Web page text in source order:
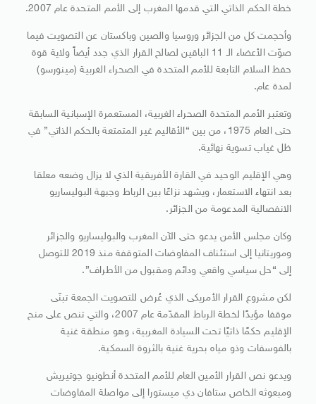
خطة الحكم الذاتي التي قدمها المغرب إلى الأمم المتحدة عام 2007.
وأحجمت كل من الجزائر وروسيا والصين وباكستان عن التصويت فيما
صوّت الأعضاء الـ 11 الباقين لصالح القرار الذي جدد أيضاً ولاية قوة
حفظ السلام التابعة للأمم المتحدة في الصحراء الغربية (مينورسو)
لمدة عام.
وتعتبر الأمم المتحدة الصحراء الغربية، المستعمرة الإسبانية السابقة
حتى العام 1975، من بين “الأقاليم غير المتمتعة بالحكم الذاتي” في
ظل غياب تسوية نهائية.
وهي الإقليم الوحيد في القارة الأفريقية الذي لا يزال وضعه معلقا
بعد انتهاء الاستعمار، ويشهد نزاعًا بين الرباط وجبهة البوليساريو
الانفصالية المدعومة من الجزائر.
وكان مجلس الأمن يدعو حتى الآن المغرب والبوليساريو والجزائر
وموريتانيا إلى استئناف المفاوضات المتوقفة منذ 2019 للتوصل
إلى “حل سياسي واقعي ودائم ومقبول من الأطراف”.
لكن مشروع القرار الأمريكى الذي عُرض للتصويت الجمعة تبنّى
موقفا مؤيدًا لخطة الرباط المقدّمة عام 2007، والتي تنص على منح
الإقليم حكمًا ذاتيًا تحت السيادة المغربية، وهو منطقة غنية
بالفوسفات وذو مياه بحرية غنية بالثروة السمكية.
ويدعو نص القرار الأمين العام للأمم المتحدة أنطونيو جوتيريش
ومبعوثه الخاص ستافان دي ميستورا إلى مواصلة المفاوضات